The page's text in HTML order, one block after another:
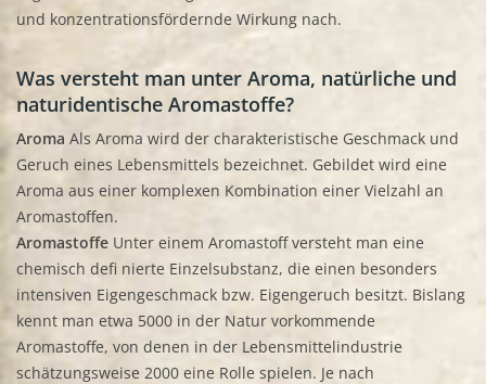
und konzentrationsfördernde Wirkung nach.
Was versteht man unter Aroma, natürliche und
naturidentische Aromastoffe?
Aroma Als Aroma wird der charakteristische Geschmack und
Geruch eines Lebensmittels bezeichnet. Gebildet wird eine
Aroma aus einer komplexen Kombination einer Vielzahl an
Aromastoffen.
Aromastoffe Unter einem Aromastoff versteht man eine
chemisch defi nierte Einzelsubstanz, die einen besonders
intensiven Eigengeschmack bzw. Eigengeruch besitzt. Bislang
kennt man etwa 5000 in der Natur vorkommende
Aromastoffe, von denen in der Lebensmittelindustrie
schätzungsweise 2000 eine Rolle spielen. Je nach